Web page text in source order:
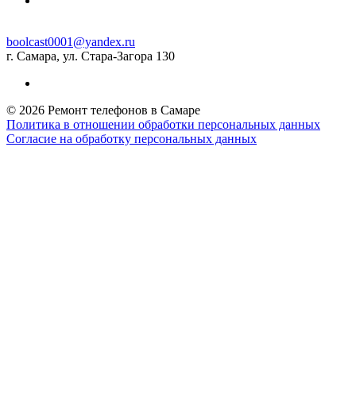
boolcast0001@yandex.ru
г. Самара, ул. Стара-Загора 130
© 2026 Ремонт телефонов в Самаре
Политика в отношении обработки персональных данных
Согласие на обработку персональных данных